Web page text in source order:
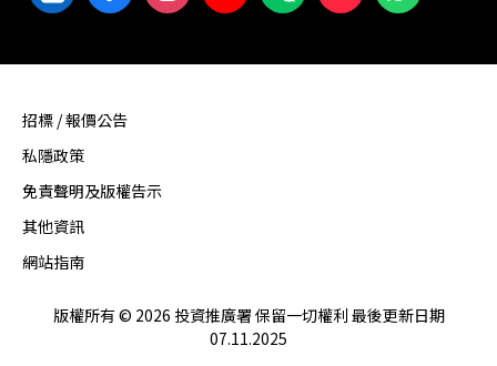
招標 / 報價公告
私隱政策
免責聲明及版權告示
其他資訊
網站指南
版權所有 © 2026 投資推廣署 保留一切權利 最後更新日期
07.11.2025